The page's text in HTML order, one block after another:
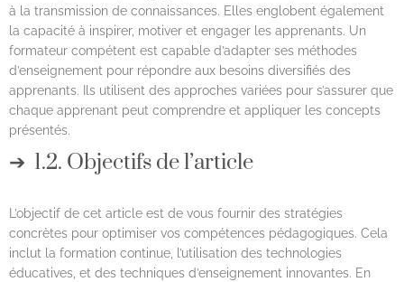
à la transmission de connaissances. Elles englobent également
la capacité à inspirer, motiver et engager les apprenants. Un
formateur compétent est capable d’adapter ses méthodes
d’enseignement pour répondre aux besoins diversifiés des
apprenants. Ils utilisent des approches variées pour s’assurer que
chaque apprenant peut comprendre et appliquer les concepts
présentés.
1.2. Objectifs de l’article
L’objectif de cet article est de vous fournir des stratégies
concrètes pour optimiser vos compétences pédagogiques. Cela
inclut la formation continue, l’utilisation des technologies
éducatives, et des techniques d’enseignement innovantes. En